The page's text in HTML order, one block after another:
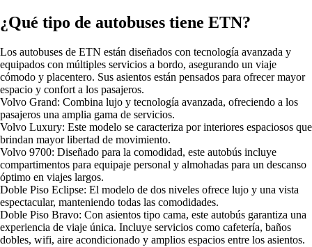
¿Qué tipo de autobuses tiene ETN?
Los autobuses de ETN están diseñados con tecnología avanzada y
equipados con múltiples servicios a bordo, asegurando un viaje
cómodo y placentero. Sus asientos están pensados para ofrecer mayor
espacio y confort a los pasajeros.
Volvo Grand: Combina lujo y tecnología avanzada, ofreciendo a los
pasajeros una amplia gama de servicios.
Volvo Luxury: Este modelo se caracteriza por interiores espaciosos que
brindan mayor libertad de movimiento.
Volvo 9700: Diseñado para la comodidad, este autobús incluye
compartimentos para equipaje personal y almohadas para un descanso
óptimo en viajes largos.
Doble Piso Eclipse: El modelo de dos niveles ofrece lujo y una vista
espectacular, manteniendo todas las comodidades.
Doble Piso Bravo: Con asientos tipo cama, este autobús garantiza una
experiencia de viaje única. Incluye servicios como cafetería, baños
dobles, wifi, aire acondicionado y amplios espacios entre los asientos.